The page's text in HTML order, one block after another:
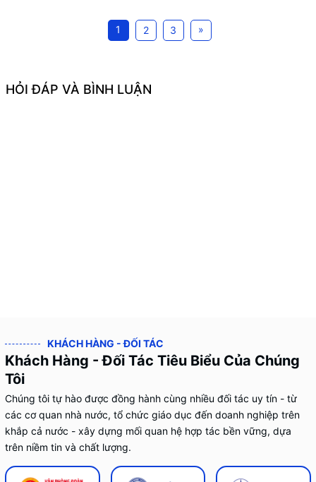
1 2 3 »
HỎI ĐÁP VÀ BÌNH LUẬN
KHÁCH HÀNG - ĐỐI TÁC
Khách Hàng - Đối Tác Tiêu Biểu Của Chúng
Tôi
Chúng tôi tự hào được đồng hành cùng nhiều đối tác uy tín - từ
các cơ quan nhà nước, tổ chức giáo dục đến doanh nghiệp trên
khắp cả nước - xây dựng mối quan hệ hợp tác bền vững, dựa
trên niềm tin và chất lượng.